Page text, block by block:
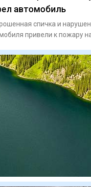
автомобиль
спичка и
привели к пожару